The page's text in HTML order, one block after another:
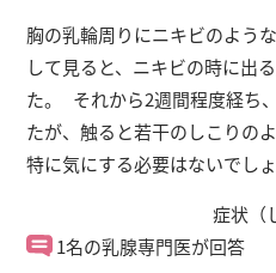
胸の乳輪周りにニキビのよう
して見ると、ニキビの時に出
た。 それから2週間程度経ち
たが、触ると若干のしこりの
特に気にする必要はないでし
症状（
1名の乳腺専門医が回答